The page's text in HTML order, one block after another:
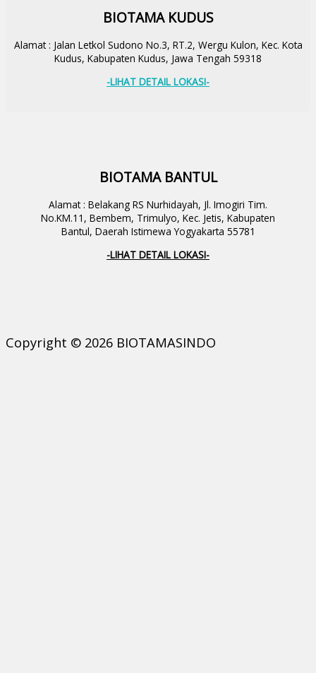
BIOTAMA KUDUS
Alamat : Jalan Letkol Sudono No.3, RT.2, Wergu Kulon, Kec. Kota
Kudus, Kabupaten Kudus, Jawa Tengah 59318
-LIHAT DETAIL LOKASI-
BIOTAMA BANTUL
Alamat : Belakang RS Nurhidayah, Jl. Imogiri Tim.
No.KM.11, Bembem, Trimulyo, Kec. Jetis, Kabupaten
Bantul, Daerah Istimewa Yogyakarta 55781
-LIHAT DETAIL LOKASI-
Copyright © 2026 BIOTAMASINDO